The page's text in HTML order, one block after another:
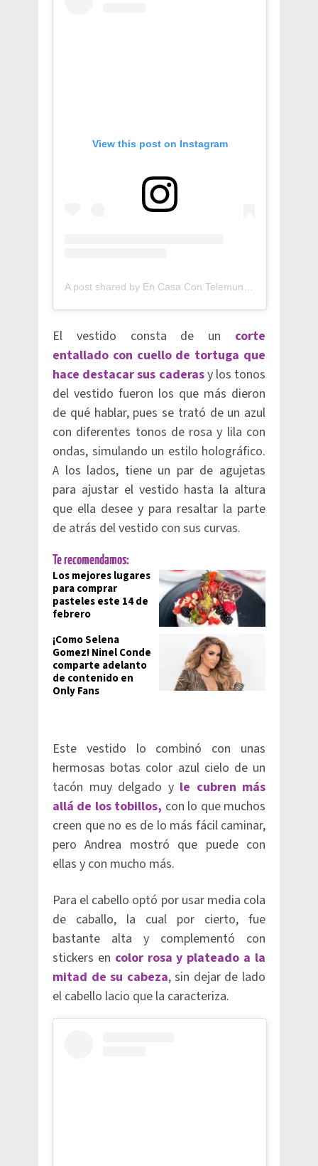
View this post on Instagram
A post shared by En Casa Con Telemundo (@encasacontelemundo)
El vestido consta de un corte
entallado con cuello de tortuga que
hace destacar sus caderasy los tonos
del vestido fueron los que más dieron
de qué hablar, pues se trató de un azul
con diferentes tonos de rosa y lila con
ondas, simulando un estilo holográfico.
A los lados, tiene un par de agujetas
para ajustar el vestido hasta la altura
que ella desee y para resaltar la parte
de atrás del vestido con sus curvas.
Te recomendamos:
Los mejores lugares
para comprar
pasteles este 14 de
febrero
¡Como Selena
Gomez! Ninel Conde
comparte adelanto
de contenido en
Only Fans
Este vestido lo combinó con unas
hermosas botas color azul cielo de un
tacón muy delgado yle cubren más
allá de los tobillos, con lo que muchos
creen que no es de lo más fácil caminar,
pero Andrea mostró que puede con
ellas y con mucho más.
Para el cabello optó por usar media cola
de caballo, la cual por cierto, fue
bastante alta y complementó con
stickers en color rosa y plateado a la
mitad de su cabeza, sin dejar de lado
el cabello lacio que la caracteriza.